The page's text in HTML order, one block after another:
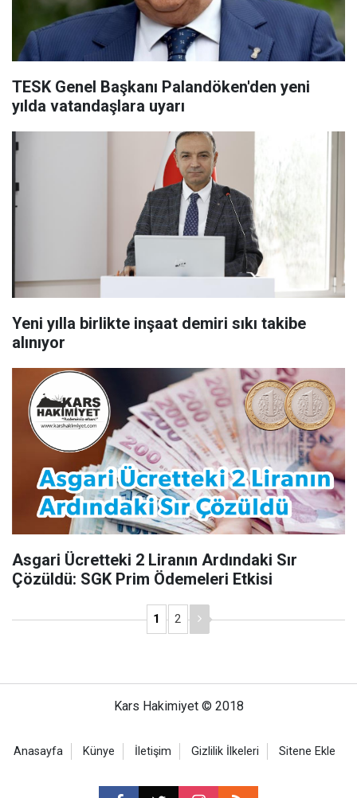
TESK Genel Başkanı Palandöken'den yeni
yılda vatandaşlara uyarı
Yeni yılla birlikte inşaat demiri sıkı takibe
alınıyor
Asgari Ücretteki 2 Liranın Ardındaki Sır
Çözüldü: SGK Prim Ödemeleri Etkisi
1 2
Kars Hakimiyet © 2018
Anasayfa Künye İletişim Gizlilik İlkeleri Sitene Ekle